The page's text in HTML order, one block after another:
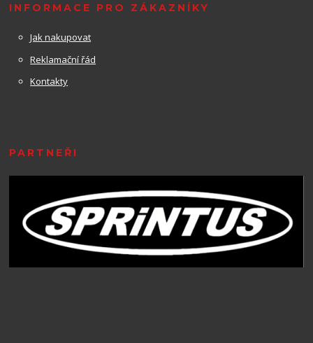
INFORMACE PRO ZÁKAZNÍKY
Jak nakupovat
Reklamační řád
Kontakty
PARTNEŘI